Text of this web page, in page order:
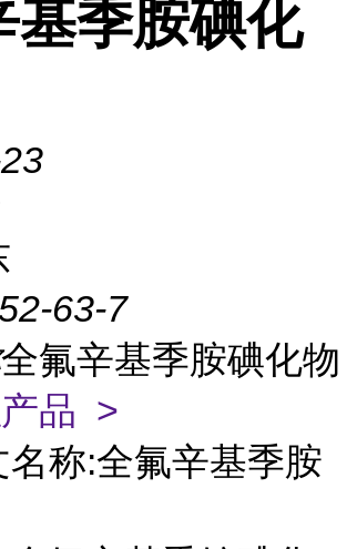
基季胺碘化
63-7
全氟辛基季胺碘化物
品 >
名称:全氟辛基季胺